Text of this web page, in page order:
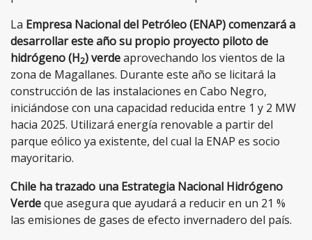
La Empresa Nacional del Petróleo (ENAP) comenzará a
desarrollar este año su propio proyecto piloto de
hidrógeno (H2) verdeaprovechando los vientos de la
zona de Magallanes. Durante este año se licitará la
construcción de las instalaciones en Cabo Negro,
iniciándose con una capacidad reducida entre 1 y 2 MW
hacia 2025. Utilizará energía renovable a partir del
parque eólico ya existente, del cual la ENAP es socio
mayoritario.
Chile ha trazado una Estrategia Nacional Hidrógeno
Verdeque asegura que ayudará a reducir en un 21 %
las emisiones de gases de efecto invernadero del país.